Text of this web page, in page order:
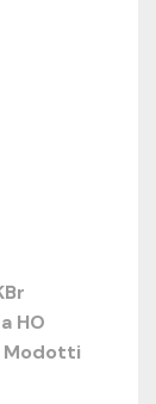
HO
Modotti